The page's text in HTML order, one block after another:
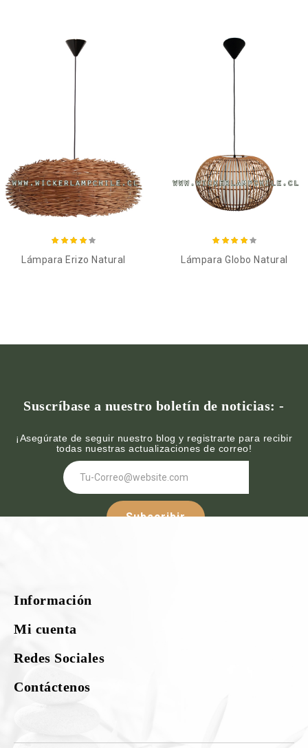
Añadir al carro
Lámpara Erizo Natural
Añadir al carro
Lámpara Globo Natural
Suscríbase a nuestro boletín de noticias: -
¡Asegúrate de seguir nuestro blog y registrarte para recibir
todas nuestras actualizaciones de correo!
Subscribir
Información
Mi cuenta
Redes Sociales
Contáctenos